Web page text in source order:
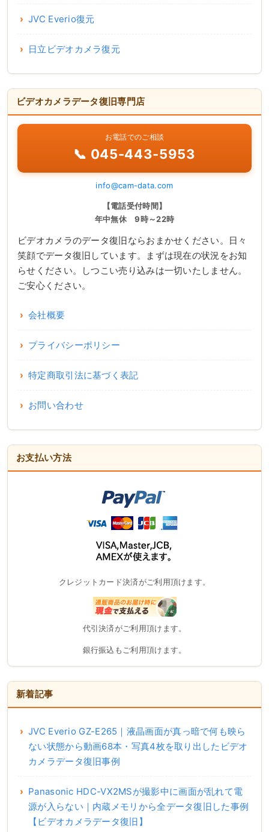
JVC Everio復元
日立ビデオカメラ復元
ビデオカメラデータ復旧専門店
お電話でのご相談
📞 045-443-5953
info@cam-data.com
【電話受付時間】
年中無休 9時～22時
ビデオカメラのデータ復旧ならおまかせください。日々
笑顔でデータ復旧しています。まずは現在の状況をお知
らせください。しつこい売り込みは一切いたしません。
ご安心ください。
会社概要
プライバシーポリシー
特定商取引法に基づく表記
お問い合わせ
お支払い方法
クレジットカード決済がご利用頂けます。
代引決済がご利用頂けます。
銀行振込もご利用頂けます。
新着記事
JVC Everio GZ-E265｜液晶画面が真っ暗で何も映ら
ない状態から動画68本・写真4枚を取り出したビデオ
カメラデータ復旧事例
Panasonic HDC-VX2MSが撮影中に画面が乱れて電
源が入らない｜内蔵メモリから全データ復旧した事例
【ビデオカメラデータ復旧】